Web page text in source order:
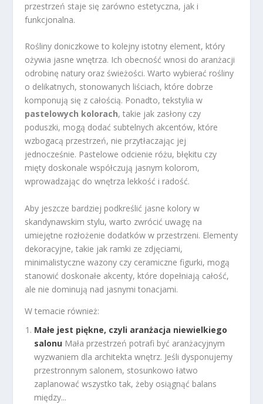
przestrzeń staje się zarówno estetyczna, jak i
funkcjonalna.
Rośliny doniczkowe to kolejny istotny element, który
ożywia jasne wnętrza. Ich obecność wnosi do aranżacji
odrobinę natury oraz świeżości. Warto wybierać rośliny
o delikatnych, stonowanych liściach, które dobrze
komponują się z całością. Ponadto, tekstylia w
pastelowych kolorach, takie jak zasłony czy
poduszki, mogą dodać subtelnych akcentów, które
wzbogacą przestrzeń, nie przytłaczając jej
jednocześnie. Pastelowe odcienie różu, błękitu czy
mięty doskonale współczują jasnym kolorom,
wprowadzając do wnętrza lekkość i radość.
Aby jeszcze bardziej podkreślić jasne kolory w
skandynawskim stylu, warto zwrócić uwagę na
umiejętne rozłożenie dodatków w przestrzeni. Elementy
dekoracyjne, takie jak ramki ze zdjęciami,
minimalistyczne wazony czy ceramiczne figurki, mogą
stanowić doskonałe akcenty, które dopełniają całość,
ale nie dominują nad jasnymi tonacjami.
W temacie również:
Małe jest piękne, czyli aranżacja niewielkiego
salonu Mała przestrzeń potrafi być aranżacyjnym
wyzwaniem dla architekta wnętrz. Jeśli dysponujemy
przestronnym salonem, stosunkowo łatwo
zaplanować wszystko tak, żeby osiągnąć balans
między...